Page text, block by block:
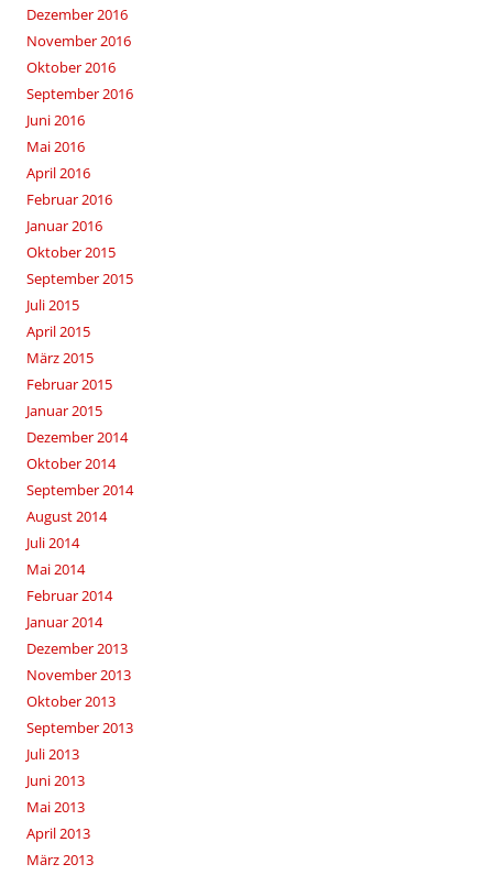
Dezember 2016
November 2016
Oktober 2016
September 2016
Juni 2016
Mai 2016
April 2016
Februar 2016
Januar 2016
Oktober 2015
September 2015
Juli 2015
April 2015
März 2015
Februar 2015
Januar 2015
Dezember 2014
Oktober 2014
September 2014
August 2014
Juli 2014
Mai 2014
Februar 2014
Januar 2014
Dezember 2013
November 2013
Oktober 2013
September 2013
Juli 2013
Juni 2013
Mai 2013
April 2013
März 2013